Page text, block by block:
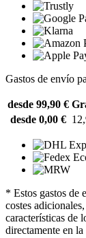
Gastos de envío
desde 99,90 €
desde 0,00 €
* Estos gastos de
costes
características de
directamente en